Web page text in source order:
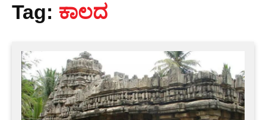
Tag: ಕಾಲದ